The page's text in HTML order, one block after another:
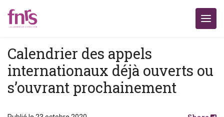
Calendrier des appels
internationaux déjà ouverts ou
s’ouvrant prochainement